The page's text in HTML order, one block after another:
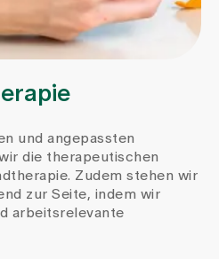
und angepassten
die therapeutischen
Zudem stehen wir
zur Seite, indem wir
arbeitsrelevante